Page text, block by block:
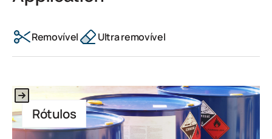
Removível Ultra removível
Rótulos
This is some text inside of a div block.